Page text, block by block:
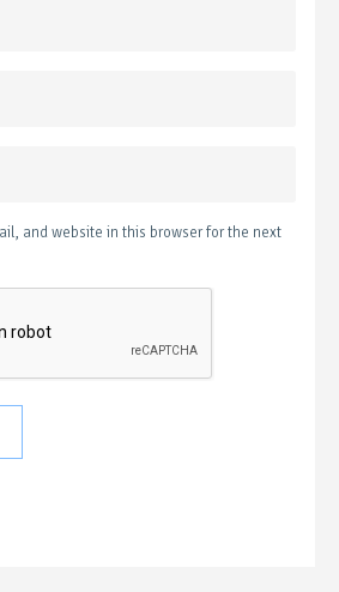
and website in this browser for the next